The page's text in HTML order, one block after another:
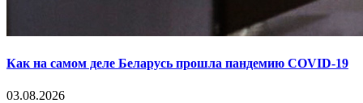
Как на самом деле Беларусь прошла пандемию COVID-19
03.08.2026